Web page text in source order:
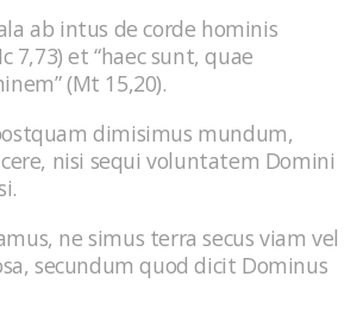
ab intus de corde hominis
7,73) et “haec sunt, quae
(Mt 15,20).
dimisimus mundum,
nisi sequi voluntatem Domini
ne simus terra secus viam vel
secundum quod dicit Dominus